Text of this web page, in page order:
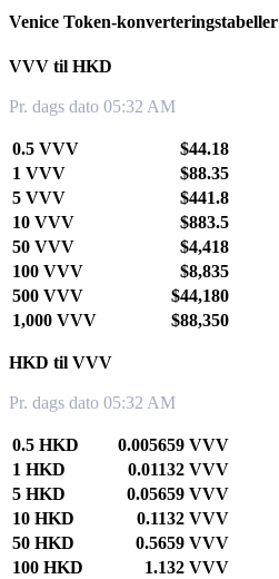
Venice Token-konverteringstabeller
VVV til HKD
Pr. dags dato 05:32 AM
0.5 VVV
$44.18
1 VVV
$88.35
5 VVV
$441.8
10 VVV
$883.5
50 VVV
$4,418
100 VVV
$8,835
500 VVV
$44,180
1,000 VVV
$88,350
HKD til VVV
Pr. dags dato 05:32 AM
0.5 HKD
0.005659 VVV
1 HKD
0.01132 VVV
5 HKD
0.05659 VVV
10 HKD
0.1132 VVV
50 HKD
0.5659 VVV
100 HKD
1.132 VVV